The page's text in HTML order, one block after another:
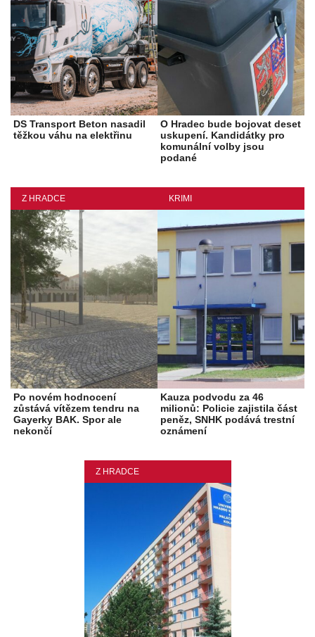
DS Transport Beton nasadil
těžkou váhu na elektřinu
O Hradec bude bojovat deset
uskupení. Kandidátky pro
komunální volby jsou
podané
Z HRADCE
Po novém hodnocení
zůstává vítězem tendru na
Gayerky BAK. Spor ale
nekončí
KRIMI
Kauza podvodu za 46
milionů: Policie zajistila část
peněz, SNHK podává trestní
oznámení
Z HRADCE